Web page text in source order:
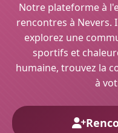
Notre plateforme à
rencontres à Nevers.
explorez une
sportifs et
humaine, trouvez la
à